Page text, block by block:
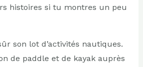
histoires si tu montres un peu
son lot d’activités nautiques.
de paddle et de kayak auprès